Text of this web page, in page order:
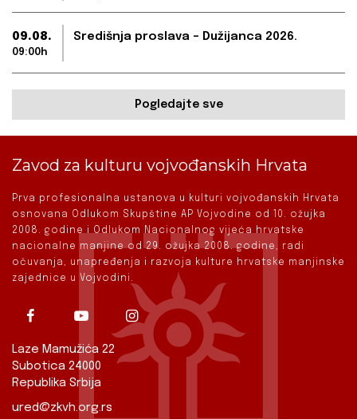
09.08.
09:00h
Središnja proslava – Dužijanca 2026.
Pogledajte sve
Zavod za kulturu vojvođanskih Hrvata
Prva profesionalna ustanova u kulturi vojvođanskih Hrvata
osnovana Odlukom Skupštine AP Vojvodine od 10. ožujka
2008. godine i Odlukom Nacionalnog vijeća hrvatske
nacionalne manjine od 29. ožujka 2008. godine, radi
očuvanja, unapređenja i razvoja kulture hrvatske manjinske
zajednice u Vojvodini.
Laze Mamužića 22
Subotica 24000
Republika Srbija
ured@zkvh.org.rs